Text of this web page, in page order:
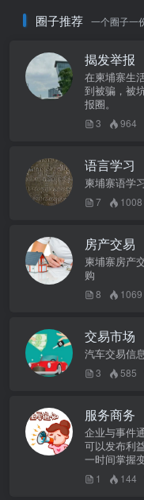
圈子推荐 一个圈子一
揭发举报
在柬埔寨生
到被骗，被
报圈。
3 964
语言学习
柬埔寨语学
7 1008
房产交易
柬埔寨房产
购
8 1069
交易市场
汽车交易信
3 585
服务商务
企业与事件
可以发布利
一时间掌握变
1 144